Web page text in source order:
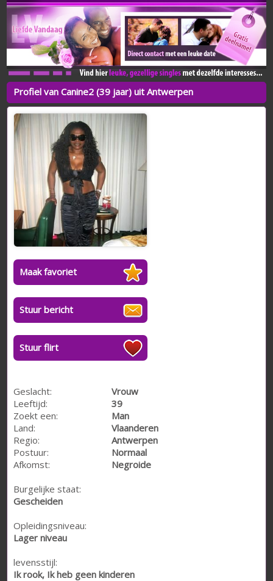
Profiel van Canine2 (39 jaar) uit Antwerpen
Maak favoriet
Stuur bericht
Stuur flirt
Geslacht:
Vrouw
Leeftijd:
39
Zoekt een:
Man
Land:
Vlaanderen
Regio:
Antwerpen
Postuur:
Normaal
Afkomst:
Negroide
Burgelijke staat:
Gescheiden
Opleidingsniveau:
Lager niveau
levensstijl:
Ik rook, Ik heb geen kinderen